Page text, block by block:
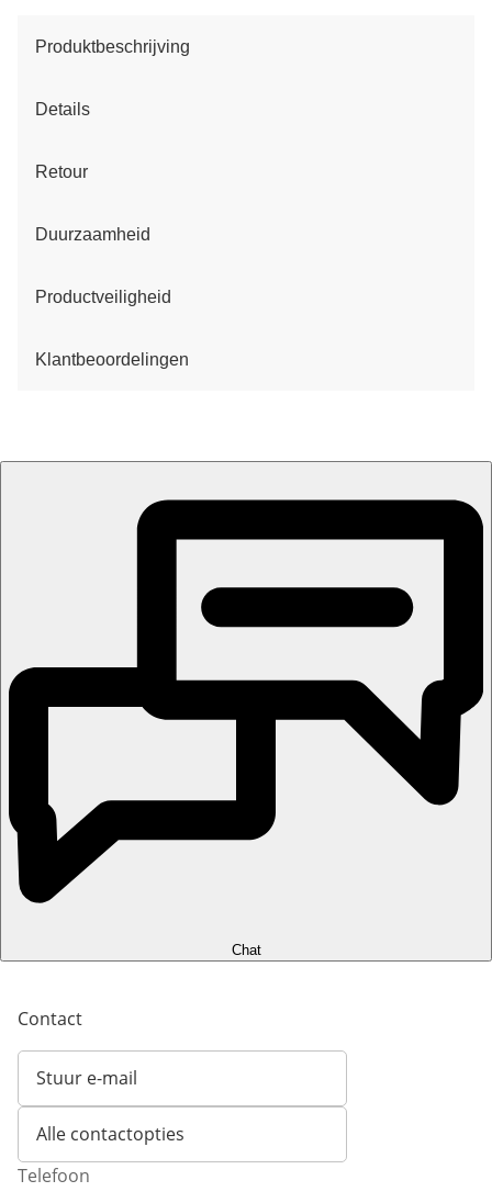
Produktbeschrijving
Details
Retour
Duurzaamheid
Productveiligheid
Klantbeoordelingen
Chat
Contact
Stuur e-mail
Opent e-mailclient
Alle contactopties
Telefoon